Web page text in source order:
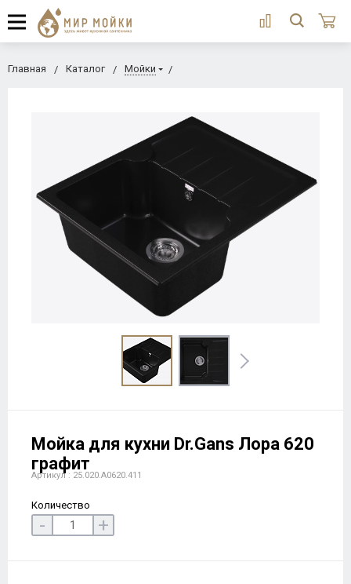
Главная Каталог Мойки
Мойка для кухни Dr.Gans Лора 620
графит
Артикул : 25.020.A0620.411
Количество
- +